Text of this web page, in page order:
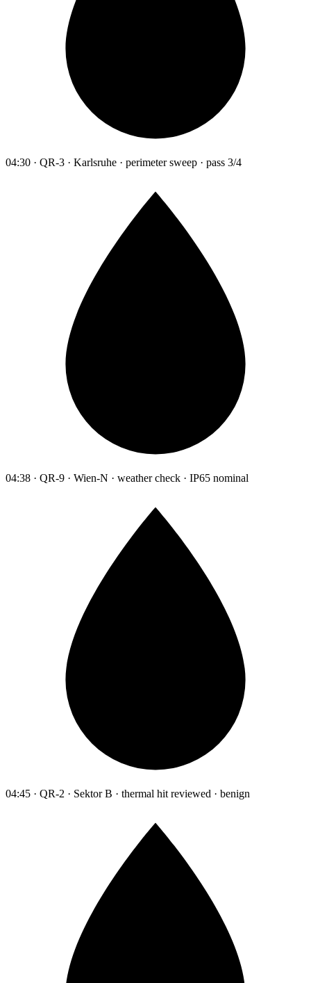
04:30 · QR-3 · Karlsruhe · perimeter sweep · pass 3/4
04:38 · QR-9 · Wien-N · weather check · IP65 nominal
04:45 · QR-2 · Sektor B · thermal hit reviewed · benign